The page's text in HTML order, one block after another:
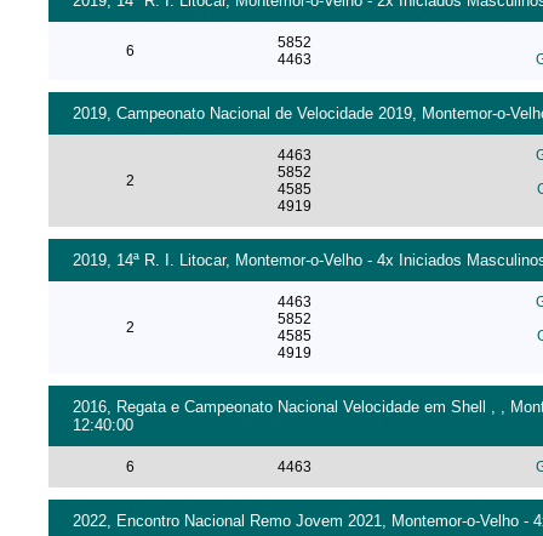
6
5852
4463
2019, Campeonato Nacional de Velocidade 2019, Montemor-o-
2
4463
5852
4585
4919
2019, 14ª R. I. Litocar, Montemor-o-Velho - 4x Iniciados
2
4463
5852
4585
4919
2016, Regata e Campeonato Nacional Velocidade em Shell , ,
12:40:00
6 4463
2022, Encontro Nacional Remo Jovem 2021, Montemor-o-Velho -